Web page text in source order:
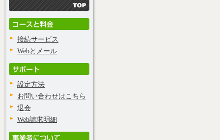
接続サービス
Webとメール
設定方法
お問い合わせはこちら
退会
Web請求明細